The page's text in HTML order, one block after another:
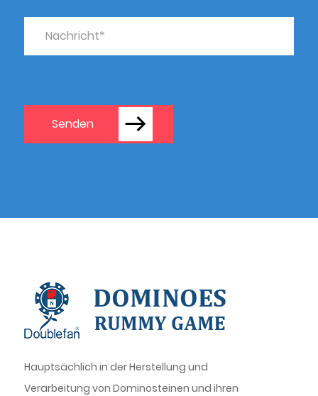
Senden
Hauptsächlich in der Herstellung und
Verarbeitung von Dominosteinen und ihren